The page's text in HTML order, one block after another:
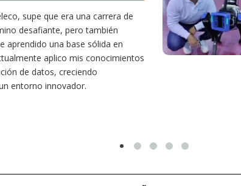
Estudiar teleco me ha permitido comprender cómo la
conectividad afecta nuestra vida diaria. Aunque la carrera
exige esfuerzo, he dedicado parte de mi tiempo a otras
actividades como el salvamento y socorrismo. Estoy
convencido de que elegir teleco ha sido una de las
mejores decisiones que he tomado.